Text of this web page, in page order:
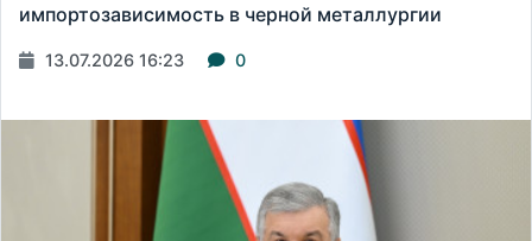
импортозависимость в черной металлургии
13.07.2026 16:23 0